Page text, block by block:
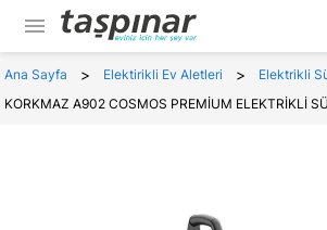
menu
Ana Sayfa > Elektirikli Ev Aletleri > Elektrikli
KORKMAZ A902 COSMOS PREMİUM ELEKTRİKLİ